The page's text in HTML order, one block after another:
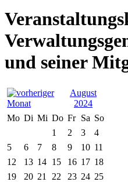
und seiner
August
2024
Mo Di Mi Do Fr Sa So
1
2 3
4
5
6 7 8 9 10 11
12
13 14 15 16 17 18
19
20 21 22 23 24 25